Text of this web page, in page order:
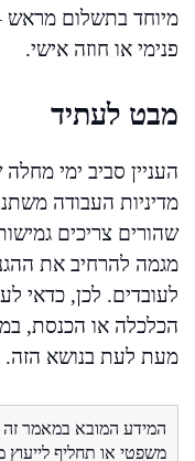
מיוחד בתשלום מראש
פנימי או חוזה אישי.
מבט לעתיד
העניין סביב ימי
מדיניות העבודה
שהורים צריכים
מגמה להרחיב את
לעובדים. לכן, כדאי
הכלכלה או הכנסת,
מעת לעת בנושא הזה.
המידע המובא במאמר זה
משפטי או תחליף